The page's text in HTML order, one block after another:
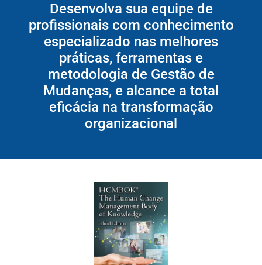
Desenvolva sua equipe de
profissionais com conhecimento
especializado nas melhores
práticas, ferramentas e
metodologia de Gestão de
Mudanças, e alcance a total
eficácia na transformação
organizacional